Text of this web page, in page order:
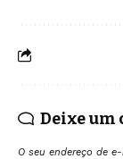
Deixe
O seu endereço de